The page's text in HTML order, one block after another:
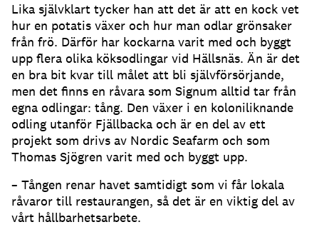
Lika självklart tycker han att det är att en kock vet
hur en potatis växer och hur man odlar grönsaker
från frö. Därför har kockarna varit med och byggt
upp flera olika köksodlingar vid Hällsnäs. Än är det
en bra bit kvar till målet att bli självförsörjande,
men det finns en råvara som Signum alltid tar från
egna odlingar: tång. Den växer i en koloniliknande
odling utanför Fjällbacka och är en del av ett
projekt som drivs av Nordic Seafarm och som
Thomas Sjögren varit med och byggt upp.
– Tången renar havet samtidigt som vi får lokala
råvaror till restaurangen, så det är en viktig del av
vårt hållbarhetsarbete.